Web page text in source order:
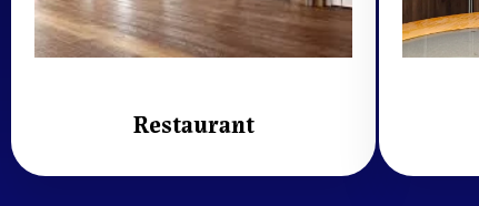
Restaurant